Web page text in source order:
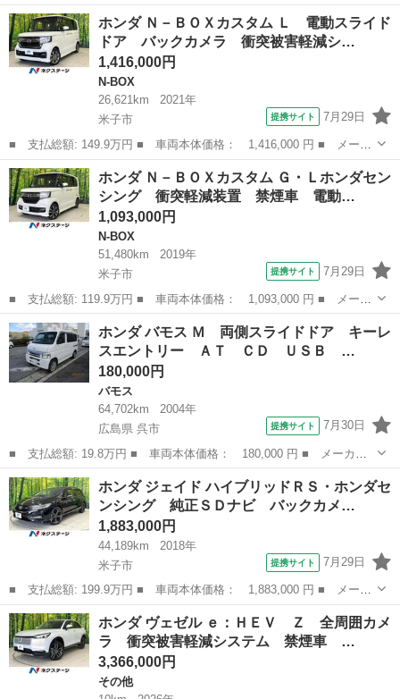
ー名： ホンダ ■ 車種名： Ｎ－ＢＯＸ ■ グレード名： ベース
グレード 届出済未使用車 電動スライドドア 衝突被害軽減システ
ム コー...
鳥取 米子市 N-BOX
ホンダ Ｎ－ＢＯＸカスタム Ｌ 電動スライド
ドア バックカメラ 衝突被害軽減シ…
1,416,000円
N-BOX
26,621km
2021年
米子市
提携サイト 7月29日
■ 支払総額: 149.9万円 ■ 車両本体価格： 1,416,000 円 ■ メーカ
ー名： ホンダ ■ 車種名： Ｎ－ＢＯＸカスタム ■ グレード
名： Ｌ 電動スライドドア バックカメラ 衝突被害軽減システ
ム 禁煙車 ド...
鳥取 米子市 N-BOX
ホンダ Ｎ－ＢＯＸカスタム Ｇ・Ｌホンダセン
シング 衝突軽減装置 禁煙車 電動…
1,093,000円
N-BOX
51,480km
2019年
米子市
提携サイト 7月29日
■ 支払総額: 119.9万円 ■ 車両本体価格： 1,093,000 円 ■ メーカ
ー名： ホンダ ■ 車種名： Ｎ－ＢＯＸカスタム ■ グレード
名： Ｇ・Ｌホンダセンシング 衝突軽減装置 禁煙車 電動スライ
ドドア 純正...
鳥取 米子市 N-BOX
ホンダ バモス Ｍ 両側スライドドア キーレ
スエントリー ＡＴ ＣＤ ＵＳＢ …
180,000円
バモス
64,702km
2004年
広島県 呉市
提携サイト 7月30日
■ 支払総額: 19.8万円 ■ 車両本体価格： 180,000 円 ■ メーカー
名： ホンダ ■ 車種名： バモス ■ グレード名： Ｍ 両側スラ
イドドア キーレスエントリー ＡＴ ＣＤ ＵＳＢ アルミホイー
ル 衝突安全...
広島 呉市 バモス
ホンダ ジェイド ハイブリッドＲＳ・ホンダセ
ンシング 純正ＳＤナビ バックカメ…
1,883,000円
44,189km
2018年
米子市
提携サイト 7月29日
■ 支払総額: 199.9万円 ■ 車両本体価格： 1,883,000 円 ■ メーカ
ー名： ホンダ ■ 車種名： ジェイド ■ グレード名： ハイブリ
ッドＲＳ・ホンダセンシング 純正ＳＤナビ バックカメラ 衝突被
害軽減シ...
鳥取 米子市 ホンダ
ホンダ ヴェゼル ｅ：ＨＥＶ Ｚ 全周囲カメ
ラ 衝突被害軽減システム 禁煙車 …
3,366,000円
その他